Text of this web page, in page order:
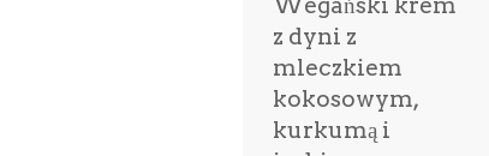
z dyni z
mleczkiem
kokosowym,
kurkumą i